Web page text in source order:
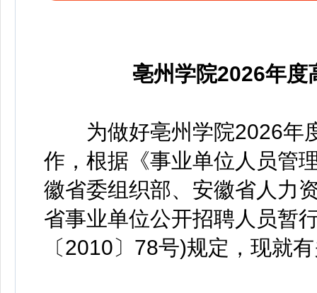
亳州学院2026年度
为做好亳州学院2026年
作，根据《事业单位人员管
徽省委组织部、安徽省人力
省事业单位公开招聘人员暂
〔2010〕78号)规定，现就